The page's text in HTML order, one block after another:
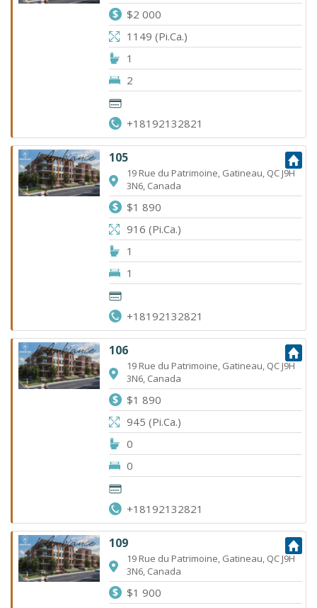
$2 000
1149 (Pi.Ca.)
1
2
+18192132821
105
19 Rue du Patrimoine, Gatineau, QC J9H
3N6, Canada
$1 890
916 (Pi.Ca.)
1
1
+18192132821
106
19 Rue du Patrimoine, Gatineau, QC J9H
3N6, Canada
$1 890
945 (Pi.Ca.)
0
0
+18192132821
109
19 Rue du Patrimoine, Gatineau, QC J9H
3N6, Canada
$1 900